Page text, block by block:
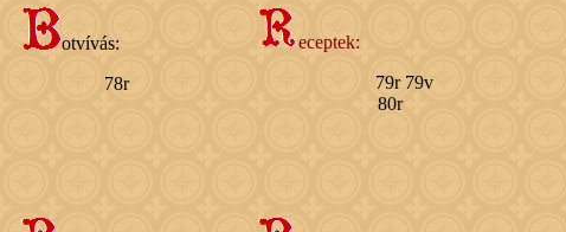
otvívás:
78r
eceptek:
79r 79v
80r